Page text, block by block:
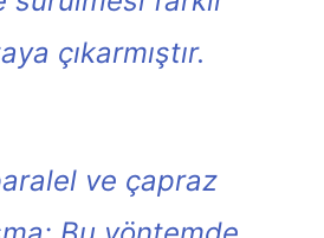
çıkarmıştır.
ve çapraz